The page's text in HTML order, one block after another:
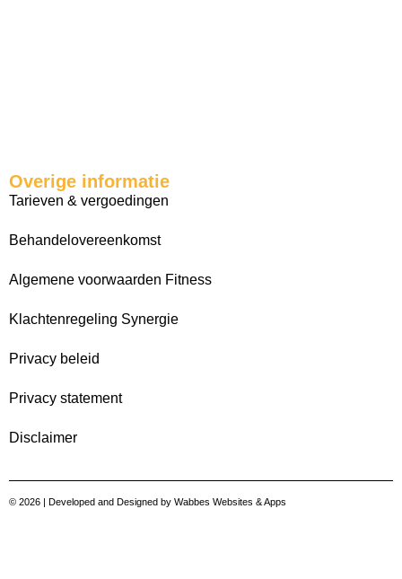
Overige informatie
Tarieven & vergoedingen
Behandelovereenkomst
Algemene voorwaarden Fitness
Klachtenregeling Synergie
Privacy beleid
Privacy statement
Disclaimer
© 2026 | Developed and Designed by Wabbes Websites & Apps